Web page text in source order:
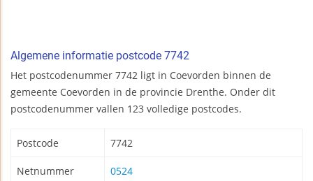
Algemene informatie postcode 7742
Het postcodenummer 7742 ligt in Coevorden binnen de
gemeente Coevorden in de provincie Drenthe. Onder dit
postcodenummer vallen 123 volledige postcodes.
Postcode 7742
Netnummer 0524